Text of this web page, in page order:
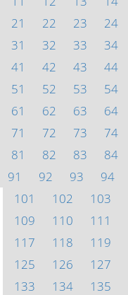
21
22 23 24
31
32 33 34
41
42 43 44
51
52 53 54
61
62 63 64
71
72 73 74
81
82 83 84
91
92 93 94
101
102 103
109
110 111
117
118 119
125
126 127
133
134 135